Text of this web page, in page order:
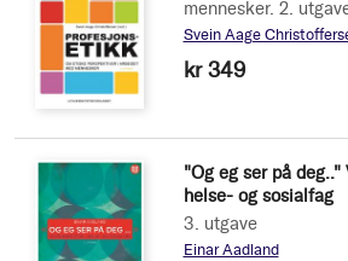
mennesker. 2.
Svein Aage
kr 349
"Og eg ser på
helse- og sosialfag
3. utgave
Einar Aadland